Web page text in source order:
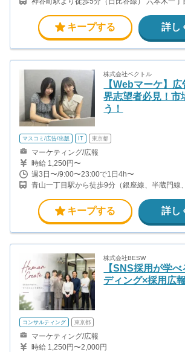
キープする 詳し
株式会社ベクトル
【Webマーケ】
界志望者必見！市
う！
マスコミ/広告/出版 IT 東京都
マーケティング/広報
時給 1,250円〜
週3日〜/9:00〜23:00で1日4h〜
青山一丁目駅から徒歩9分（銀座線、半蔵門線
キープする 詳し
株式会社BESW
【SNS採用が学
ディング×採用広
コンサルティング 東京都
マーケティング/広報
時給 1,250円〜2,000円